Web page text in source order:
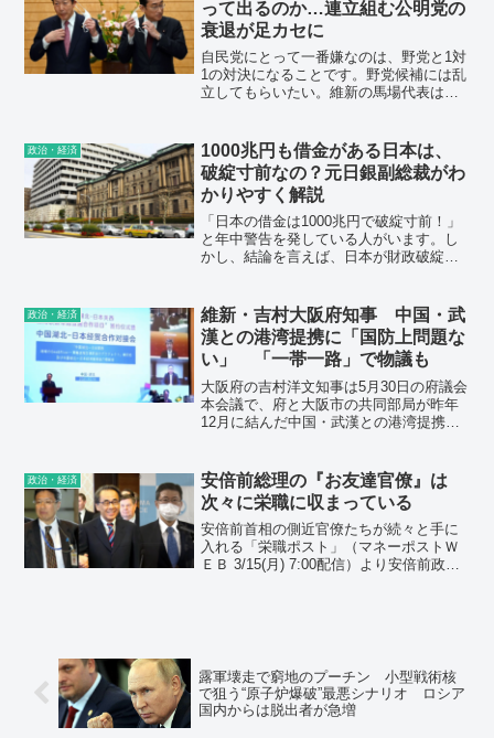
って出るのか…連立組む公明党の
衰退が足カセに
自民党にとって一番嫌なのは、野党と1対
1の対決になることです。野党候補には乱
立してもらいたい。維新の馬場代表は、
にとって都合がよい。
政治・経済
1000兆円も借金がある日本は、
破綻寸前なの？元日銀副総裁がわ
かりやすく解説
「日本の借金は1000兆円で破綻寸前！」
と年中警告を発している人がいます。し
かし、結論を言えば、日本が財政破綻す
政治・経済
維新・吉村大阪府知事 中国・武
漢との港湾提携に「国防上問題な
い」 「一帯一路」で物議も
大阪府の吉村洋文知事は5月30日の府議会
本会議で、府と大阪市の共同部局が昨年
12月に結んだ中国・武漢との港湾提携に
思わない」と述べ、協力関係を維持する
考えを示した。
政治・経済
安倍前総理の『お友達官僚』は
次々に栄職に収まっている
安倍前首相の側近官僚たちが続々と手に
入れる「栄職ポスト」（マネーポストＷ
ＥＢ 3/15(月) 7:00配信）より安倍前政権
露軍壊走で窮地のプーチン 小型戦術核
で狙う“原子炉爆破”最悪シナリオ ロシア
国内からは脱出者が急増